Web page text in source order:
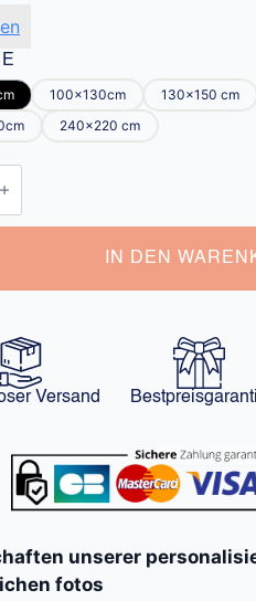
100x130cm 130x150 cm
240x220 cm
IN DEN
Versand
unserer
fotos